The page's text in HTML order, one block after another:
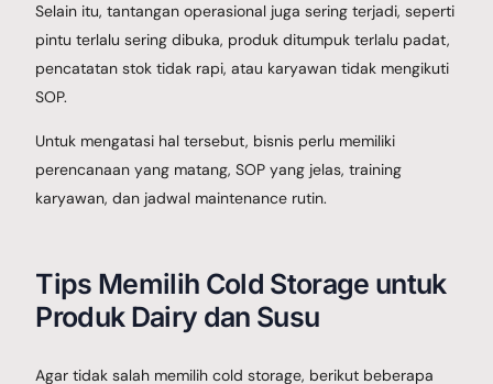
Selain itu, tantangan operasional juga sering terjadi, seperti
pintu terlalu sering dibuka, produk ditumpuk terlalu padat,
pencatatan stok tidak rapi, atau karyawan tidak mengikuti
SOP.
Untuk mengatasi hal tersebut, bisnis perlu memiliki
perencanaan yang matang, SOP yang jelas, training
karyawan, dan jadwal maintenance rutin.
Tips Memilih Cold Storage untuk
Produk Dairy dan Susu
Agar tidak salah memilih cold storage, berikut beberapa